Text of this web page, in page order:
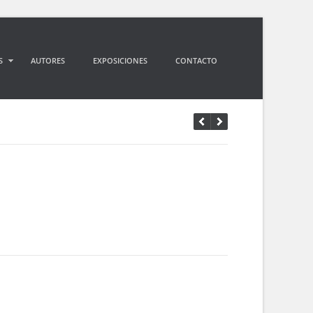
AUTORES EXPOSICIONES CONTACTO